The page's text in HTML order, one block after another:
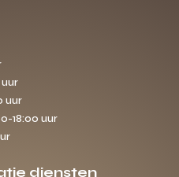
uur
uur
18:00 uur
diensten